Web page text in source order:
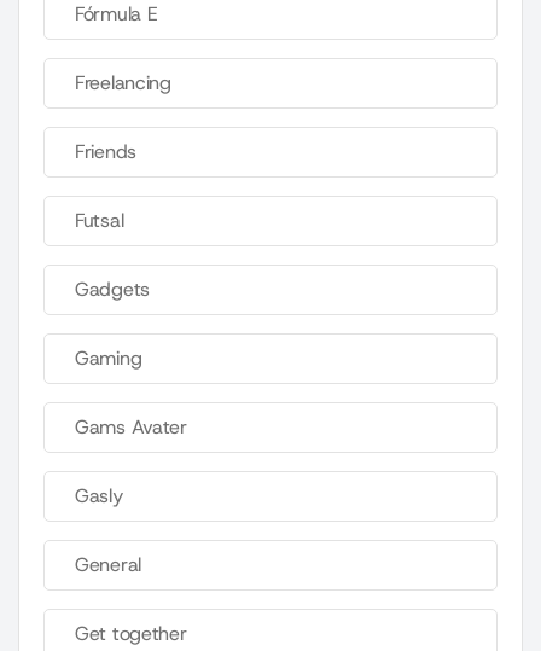
Fórmula E
Freelancing
Friends
Futsal
Gadgets
Gaming
Gams Avater
Gasly
General
Get together